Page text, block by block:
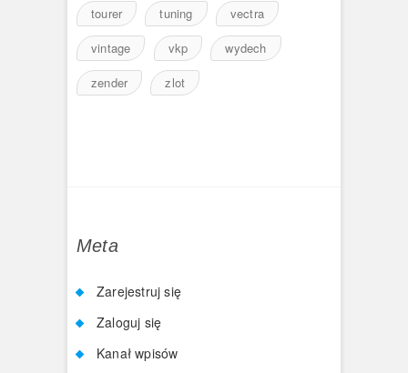
tourer
tuning
vectra
vintage
vkp
wydech
zender
zlot
Meta
Zarejestruj się
Zaloguj się
Kanał wpisów